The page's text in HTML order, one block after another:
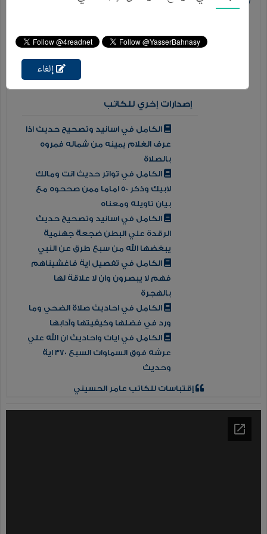
أربعة وستون ألف ( 64,000 ) حديث .. ومؤلف مئات
المزيد
إصدارات إخري للكاتب
الكامل في اسانيد وتصحيح حديث اذا
عرف الغلام يمينه من شماله فمروه
بالصلاة
الكامل في تواتر حديث انت ومالك
لابيك وذكر 50 اماما ممن صححوه مع
بيان تاويله ومعناه
الكامل في اسانيد وتصحيح حديث
الرقدة علي البطن ضجعة جهنمية
يبغضها الله من سبع طرق عن النبي
الكامل في تفصيل اية فاغشيناهم
فهم لا يبصرون وان لا علاقة لها
بالهجرة
الكامل في احاديث صلاة الضحي وما
ورد في فضلها وكيفيتها وآدابها
الكامل في ايات واحاديث ان الله علي
عرشه فوق السماوات السبع 370 اية
وحديث
إقتباسات للكاتب عامر الحسيني
إلغاء